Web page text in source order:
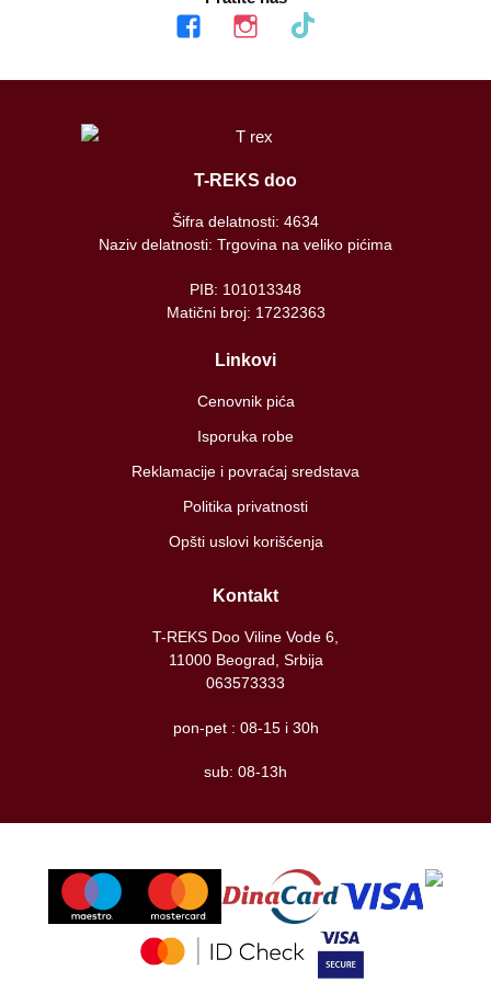
facebook instagram tiktok
T-REKS doo
Šifra delatnosti: 4634
Naziv delatnosti: Trgovina na veliko pićima
PIB: 101013348
Matični broj: 17232363
Linkovi
Cenovnik pića
Isporuka robe
Reklamacije i povraćaj sredstava
Politika privatnosti
Opšti uslovi korišćenja
Kontakt
T-REKS Doo Viline Vode 6,
11000 Beograd, Srbija
063573333
pon-pet : 08-15 i 30h
sub: 08-13h